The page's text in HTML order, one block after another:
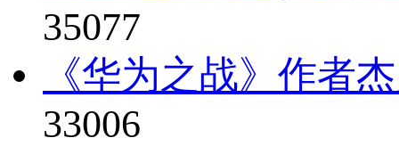
35077
《华为之战》作者
33006